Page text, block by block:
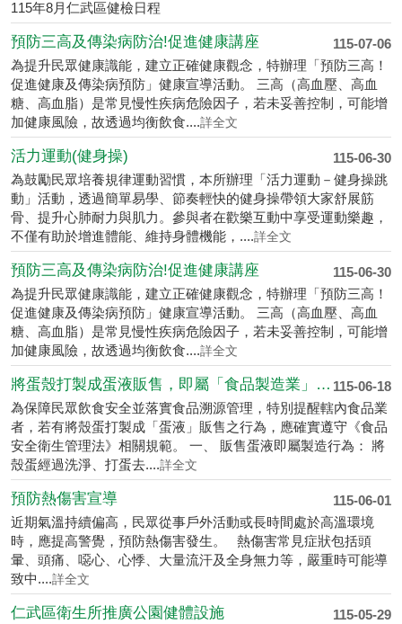
115年8月仁武區健檢日程
115-07-06
預防三高及傳染病防治!促進健康講座
為提升民眾健康識能，建立正確健康觀念，特辦理「預防三高！
促進健康及傳染病預防」健康宣導活動。 三高（高血壓、高血
糖、高血脂）是常見慢性疾病危險因子，若未妥善控制，可能增
加健康風險，故透過均衡飲食....詳全文
115-06-30
活力運動(健身操)
為鼓勵民眾培養規律運動習慣，本所辦理「活力運動－健身操跳
動」活動，透過簡單易學、節奏輕快的健身操帶領大家舒展筋
骨、提升心肺耐力與肌力。參與者在歡樂互動中享受運動樂趣，
不僅有助於增進體能、維持身體機能，....詳全文
115-06-30
預防三高及傳染病防治!促進健康講座
為提升民眾健康識能，建立正確健康觀念，特辦理「預防三高！
促進健康及傳染病預防」健康宣導活動。 三高（高血壓、高血
糖、高血脂）是常見慢性疾病危險因子，若未妥善控制，可能增
加健康風險，故透過均衡飲食....詳全文
115-06-18
將蛋殼打製成蛋液販售，即屬「食品製造業」，請業者依規完成登錄並投保產品責任險
為保障民眾飲食安全並落實食品溯源管理，特別提醒轄內食品業
者，若有將殼蛋打製成「蛋液」販售之行為，應確實遵守《食品
安全衛生管理法》相關規範。 一、 販售蛋液即屬製造行為： 將
殼蛋經過洗淨、打蛋去....詳全文
115-06-01
預防熱傷害宣導
近期氣溫持續偏高，民眾從事戶外活動或長時間處於高溫環境
時，應提高警覺，預防熱傷害發生。 熱傷害常見症狀包括頭
暈、頭痛、噁心、心悸、大量流汗及全身無力等，嚴重時可能導
致中....詳全文
115-05-29
仁武區衛生所推廣公園健體設施